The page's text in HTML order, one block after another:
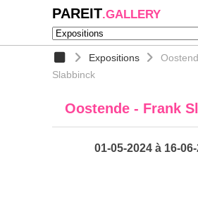
PAREIT.GALLERY
Expositions
Slabbinck
Oostende - Frank
01-05-2024 à 16-